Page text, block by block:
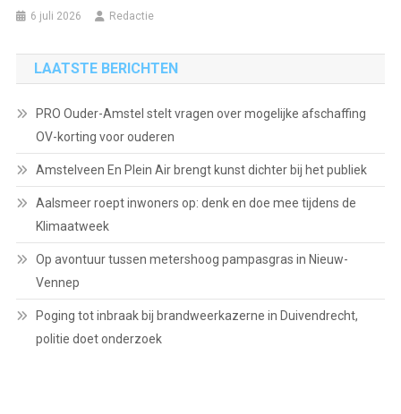
6 juli 2026 Redactie
LAATSTE BERICHTEN
PRO Ouder-Amstel stelt vragen over mogelijke afschaffing
OV-korting voor ouderen
Amstelveen En Plein Air brengt kunst dichter bij het publiek
Aalsmeer roept inwoners op: denk en doe mee tijdens de
Klimaatweek
Op avontuur tussen metershoog pampasgras in Nieuw-
Vennep
Poging tot inbraak bij brandweerkazerne in Duivendrecht,
politie doet onderzoek